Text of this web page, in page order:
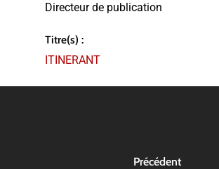
Directeur de publication
Titre(s) :
ITINERANT
Précédent